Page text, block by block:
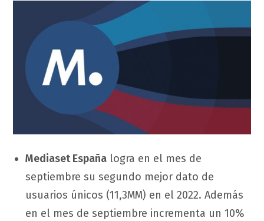
Mediaset España logra en el mes de
septiembre su segundo mejor dato de
usuarios únicos (11,3MM) en el 2022. Además
en el mes de septiembre incrementa un 10%